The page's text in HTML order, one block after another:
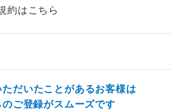
約はこちら
だいたことがあるお客様は
ご登録がスムーズです